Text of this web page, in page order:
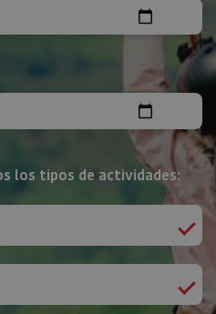
los tipos de actividades: